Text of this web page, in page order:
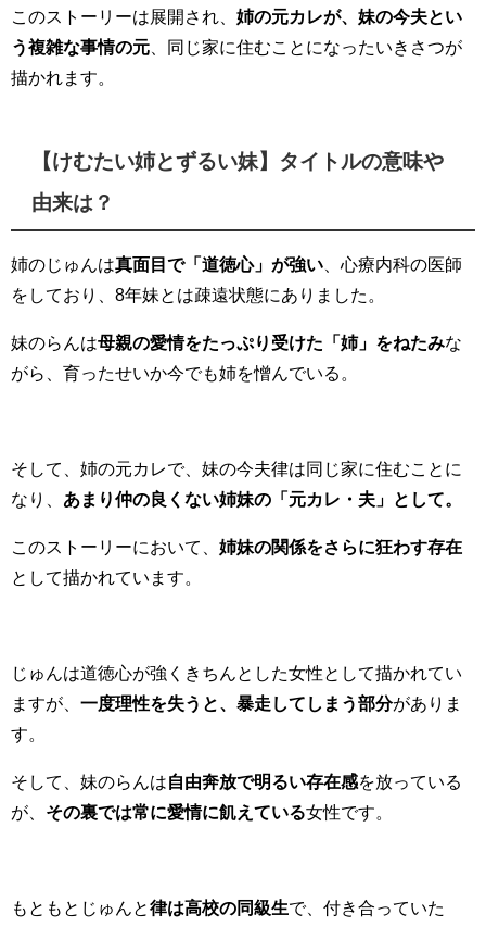
このストーリーは展開され、 姉の元カレが、妹の今夫とい
う複雑な事情の元 、同じ家に住むことになったいきさつが
描かれます。
【けむたい姉とずるい妹】タイトルの意味や
由来は？
姉のじゅんは真面目で「道徳心」が強い 、心療内科の医師
をしており、8年妹とは疎遠状態にありました。
妹のらんは母親の愛情をたっぷり受けた「姉」をねたみな
がら、育ったせいか今でも姉を憎んでいる。
そして、姉の元カレで、妹の今夫律は同じ家に住むことに
なり、 あまり仲の良くない姉妹の「元カレ・夫」として。
このストーリーにおいて、 姉妹の関係をさらに狂わす存在
として描かれています。
じゅんは道徳心が強くきちんとした女性として描かれてい
ますが、 一度理性を失うと、暴走してしまう部分がありま
す。
そして、妹のらんは自由奔放で明るい存在感を放っている
が、 その裏では常に愛情に飢えている女性です。
もともとじゅんと律は高校の同級生で、付き合っていた